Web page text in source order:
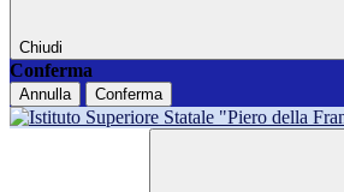
Chiudi
Conferma
Annulla Conferma